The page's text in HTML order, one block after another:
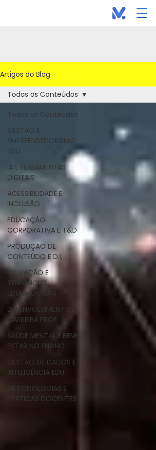
Artigos do Blog
Todos os Conteúdos
GESTÃO E
EMPREENDEDORISMO
EDU
IA E FERRAMENTAS
DIGITAIS
ACESSIBILIDADE E
INCLUSÃO
EDUCAÇÃO
CORPORATIVA E T&D
PRODUÇÃO DE
CONTEÚDO E D.I.
INOVAÇÃO E
TENDÊNCIAS
EDUCACIONAIS
DESENVOLVIMENTO E
CARREIRA PROF.
SAÚDE MENTAL E BEM-
ESTAR NO ENSINO
GESTÃO DE DADOS E
INTELIGÊNCIA EDU
METODOLOGIAS E
PRÁTICAS DOCENTES
Todos os Conteúdos